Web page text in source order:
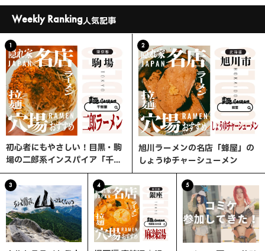
Weekly Ranking人気記事
1
初心者にもやさしい！目黒・駒
場の二郎系インスパイア「千里
眼」へ行ってみた
2
旭川ラーメンの名店「蜂屋」の
しょうゆチャーシューメン
3 4 5